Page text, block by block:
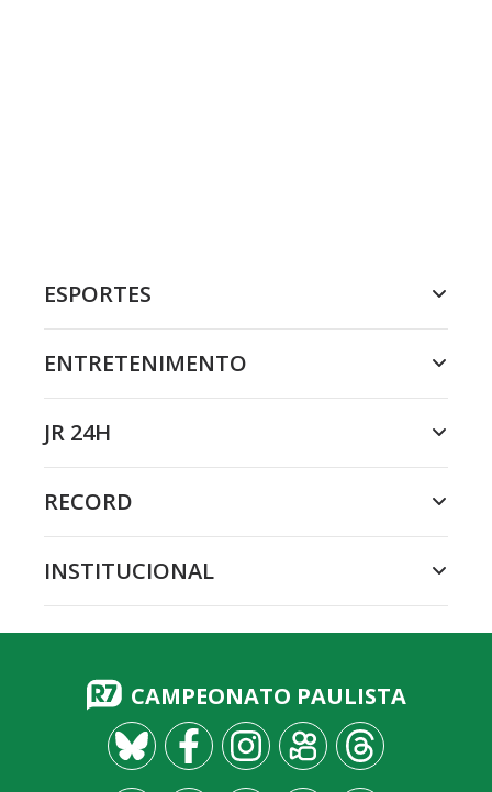
ESPORTES
ENTRETENIMENTO
JR 24H
RECORD
INSTITUCIONAL
CAMPEONATO PAULISTA